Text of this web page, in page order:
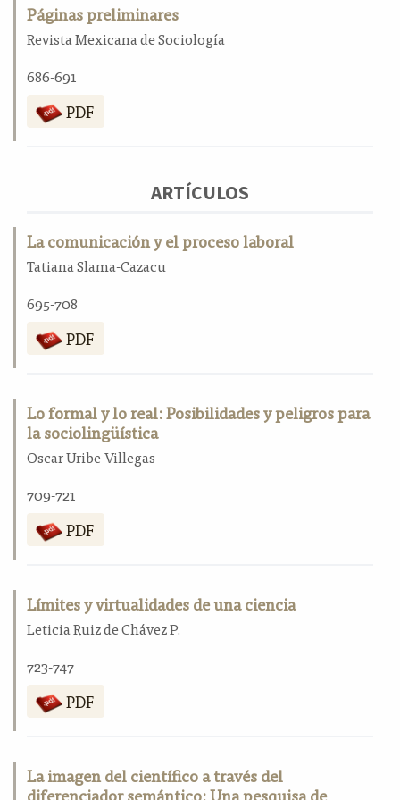
r
r
a
l
t
Páginas preliminares
Revista Mexicana de Sociología
686-691
PDF
ARTÍCULOS
La comunicación y el proceso laboral
Tatiana Slama-Cazacu
695-708
PDF
Lo formal y lo real: Posibilidades y peligros para
la sociolingüística
Oscar Uribe-Villegas
709-721
PDF
Límites y virtualidades de una ciencia
Leticia Ruiz de Chávez P.
723-747
PDF
La imagen del científico a través del